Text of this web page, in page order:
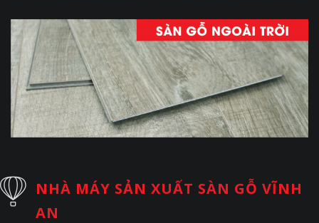
NHÀ MÁY SẢN XUẤT SÀN GỖ VĨNH
AN